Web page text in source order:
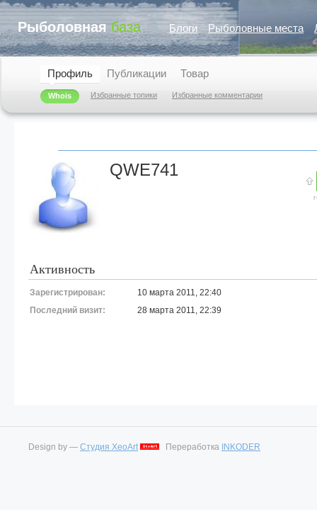
Рыболовная база Блоги Рыболовные места
Профиль
Whois Избранные топики Избранные комментарии
Публикации Товар
QWE741
Активность
Зарегистрирован:
10 марта 2011, 22:40
Последний визит:
28 марта 2011, 22:39
Design by — Студия XeoArt Переработка INKODER